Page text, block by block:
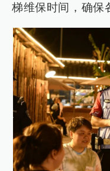
梯维保时间，确保